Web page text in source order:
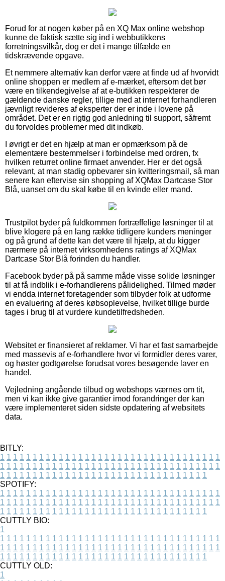
Forud for at nogen køber på en XQ Max online webshop
kunne de faktisk sætte sig ind i webbutikkens
forretningsvilkår, dog er det i mange tilfælde en
tidskrævende opgave.
Et nemmere alternativ kan derfor være at finde ud af hvorvidt
online shoppen er medlem af e-mærket, eftersom det bør
være en tilkendegivelse af at e-butikken respekterer de
gældende danske regler, tillige med at internet forhandleren
jævnligt revideres af eksperter der er inde i lovene på
området. Det er en rigtig god anledning til support, såfremt
du forvoldes problemer med dit indkøb.
I øvrigt er det en hjælp at man er opmærksom på de
elementære bestemmelser i forbindelse med ordren, fx
hvilken returret online firmaet anvender. Her er det også
relevant, at man stadig opbevarer sin kvitteringsmail, så man
senere kan eftervise sin shopping af XQMax Dartcase Stor
Blå, uanset om du skal købe til en kvinde eller mand.
Trustpilot byder på fuldkommen fortræffelige løsninger til at
blive klogere på en lang række tidligere kunders meninger
og på grund af dette kan det være til hjælp, at du kigger
nærmere på internet virksomhedens ratings af XQMax
Dartcase Stor Blå forinden du handler.
Facebook byder på på samme måde visse solide løsninger
til at få indblik i e-forhandlerens pålidelighed. Tilmed møder
vi endda internet foretagender som tilbyder folk at udforme
en evaluering af deres købsoplevelse, hvilket tillige burde
tages i brug til at vurdere kundetilfredsheden.
Websitet er finansieret af reklamer. Vi har et fast samarbejde
med massevis af e-forhandlere hvor vi formidler deres varer,
og høster godtgørelse forudsat vores besøgende laver en
handel.
Vejledning angående tilbud og webshops værnes om tit,
men vi kan ikke give garantier imod forandringer der kan
være implementeret siden sidste opdatering af websitets
data.
BITLY:
1 1 1 1 1 1 1 1 1 1 1 1 1 1 1 1 1 1 1 1 1 1 1 1 1 1 1 1 1 1 1 1 1 1
1 1 1 1 1 1 1 1 1 1 1 1 1 1 1 1 1 1 1 1 1 1 1 1 1 1 1 1 1 1 1 1 1 1
1 1 1 1 1 1 1 1 1 1 1 1 1 1 1 1 1 1 1 1 1 1 1 1 1 1 1 1 1 1 1 1
SPOTIFY:
1 1 1 1 1 1 1 1 1 1 1 1 1 1 1 1 1 1 1 1 1 1 1 1 1 1 1 1 1 1 1 1 1 1
1 1 1 1 1 1 1 1 1 1 1 1 1 1 1 1 1 1 1 1 1 1 1 1 1 1 1 1 1 1 1 1 1 1
1 1 1 1 1 1 1 1 1 1 1 1 1 1 1 1 1 1 1 1 1 1 1 1 1 1 1 1 1 1 1 1
CUTTLY BIO:
1
1 1 1 1 1 1 1 1 1 1 1 1 1 1 1 1 1 1 1 1 1 1 1 1 1 1 1 1 1 1 1 1 1 1
1 1 1 1 1 1 1 1 1 1 1 1 1 1 1 1 1 1 1 1 1 1 1 1 1 1 1 1 1 1 1 1 1 1
1 1 1 1 1 1 1 1 1 1 1 1 1 1 1 1 1 1 1 1 1 1 1 1 1 1 1 1 1 1 1 1
CUTTLY OLD:
1